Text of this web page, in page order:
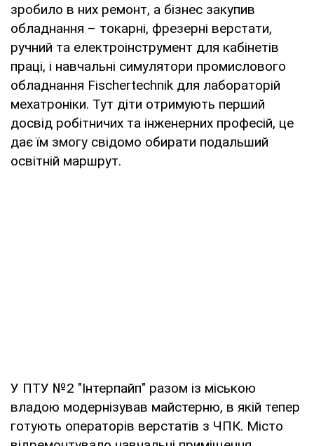
зробило в них ремонт, а бізнес закупив
обладнання – токарні, фрезерні верстати,
ручний та електроінструмент для кабінетів
праці, і навчальні симулятори промислового
обладнання Fischertechnik для лабораторій
мехатроніки. Тут діти отримують перший
досвід робітничих та інженерних професій, це
дає їм змогу свідомо обирати подальший
освітній маршрут.
У ПТУ №2 "Інтерпайп" разом із міською
владою модернізував майстерню, в якій тепер
готують операторів верстатів з ЧПК. Місто